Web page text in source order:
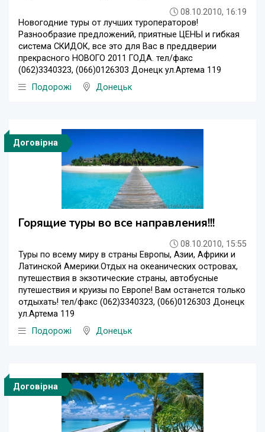
08.10.2010, 16:19
Новогодние туры от лучших туроператоров!
Разнообразие предложений, приятные ЦЕНЫ и гибкая
система СКИДОК, все это для Вас в преддверии
прекрасного НОВОГО 2011 ГОДА. тел/факс
(062)3340323, (066)0126303 Донецк ул.Артема 119
Подорожі
Донецьк
Договірна
Горящие туры во все направления!!!
08.10.2010, 15:55
Туры по всему миру в страны Европы, Азии, Африки и
Латинской Америки.Отдых на океанических островах,
путешествия в экзотические страны, автобусные
путешествия и круизы по Европе! Вам останется только
отдыхать! тел/факс (062)3340323, (066)0126303 Донецк
ул.Артема 119
Подорожі
Донецьк
Договірна